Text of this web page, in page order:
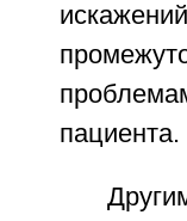
пациента.